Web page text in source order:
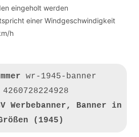
eingeholt werden
einer Windgeschwindigkeit
h
wr-1945-banner
4260728224928
Werbebanner, Banner in
(1945)